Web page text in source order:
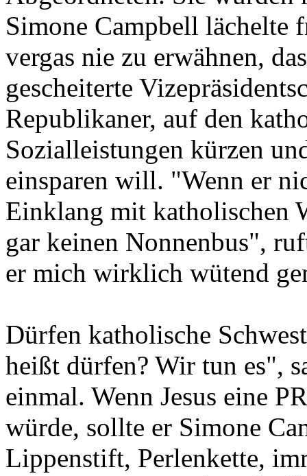
Simone Campbell lächelte
vergas nie zu erwähnen,
gescheiterte
Republikaner, auf den
Sozialleistungen kürzen
einsparen will. "Wenn er
Einklang mit katholischen
gar keinen Nonnenbus",
er mich wirklich wütend
Dürfen katholische
heißt dürfen? Wir tun es",
einmal. Wenn Jesus eine
würde, sollte er Simone
Lippenstift, Perlenkette,